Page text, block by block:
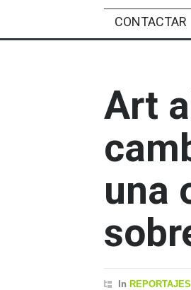
CONTACTAR
Art
una
In REPORTAJES